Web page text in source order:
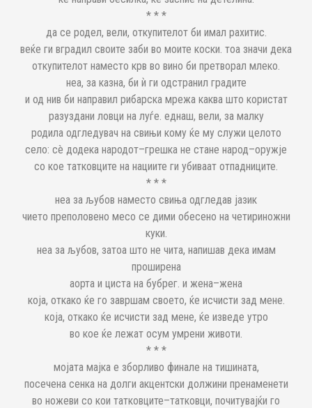
* * *
да се родел, вели, откупителот би имал рахитис.
веќе ги вградил своите заби во моите коски. тоа значи дека
откупителот наместо крв во вино би претворал млеко.
неа, за казна, би ѝ ги одстранил градите
и од нив би направил рибарска мрежа каква што користат
разуздани ловци на луѓе. еднаш, вели, за малку
родила одгледувач на свињи кому ќе му служи целото
село: сè додека народот–грешка не стане народ–оружје
со кое татковците на нациите ги убиваат отпадниците.
* * *
неа за љубов наместо свиња одгледав јазик
чието преполовено месо се дими обесено на четириножни
куки.
неа за љубов, затоа што не чита, напишав дека имам
проширена
аорта и циста на бубрег. и жена–жена
која, откако ќе го завршам своето, ќе исчисти зад мене.
која, откако ќе исчисти зад мене, ќе изведе утро
во кое ќе лежат осум умрени животи.
* * *
мојата мајка е зборливо финале на тишината,
посечена сенка на долги акцентски должини пренаменети
во ножеви со кои татковците–татковци, почитувајќи го